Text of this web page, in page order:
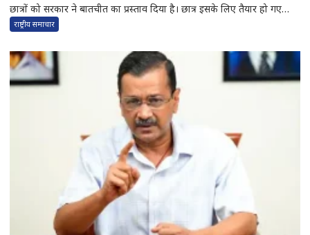
छात्रों को सरकार ने बातचीत का प्रस्ताव दिया है। छात्र इसके लिए तैयार हो गए
लेकिन उन्होंने एक शर्त भी रख दी है कि मुख्यमंत्री हेमंत सोरेन खुद बात करें और
राष्ट्रीय समाचार